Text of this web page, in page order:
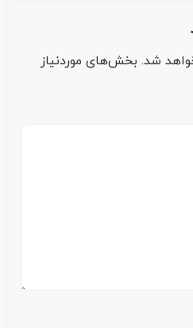
شد. بخش‌های موردنیاز